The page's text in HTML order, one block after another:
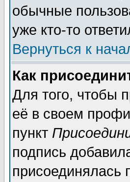
обычные
уже кто-то
Вернуться к
Как
Для того, чтобы
её в своем
пункт
подпись
присоединялась